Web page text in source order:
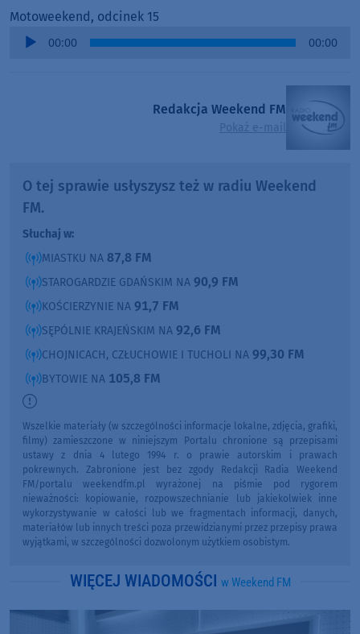
Motoweekend, odcinek 15
Audio
00:00 00:00
Redakcja Weekend FM
Pokaż e-mail
O tej sprawie usłyszysz też w radiu Weekend
FM.
Słuchaj w:
MIASTKU NA 87,8 FM
STAROGARDZIE GDAŃSKIM NA 90,9 FM
KOŚCIERZYNIE NA 91,7 FM
SĘPÓLNIE KRAJEŃSKIM NA 92,6 FM
CHOJNICACH, CZŁUCHOWIE I TUCHOLI NA 99,30 FM
BYTOWIE NA 105,8 FM
Wszelkie materiały (w szczególności informacje lokalne, zdjęcia, grafiki,
filmy) zamieszczone w niniejszym Portalu chronione są przepisami
ustawy z dnia 4 lutego 1994 r. o prawie autorskim i prawach
pokrewnych. Zabronione jest bez zgody Redakcji Radia Weekend
FM/portalu weekendfm.pl wyrażonej na piśmie pod rygorem
nieważności: kopiowanie, rozpowszechnianie lub jakiekolwiek inne
wykorzystywanie w całości lub we fragmentach informacji, danych,
materiałów lub innych treści poza przewidzianymi przez przepisy prawa
wyjątkami, w szczególności dozwolonym użytkiem osobistym.
WIĘCEJ WIADOMOŚCI w Weekend FM